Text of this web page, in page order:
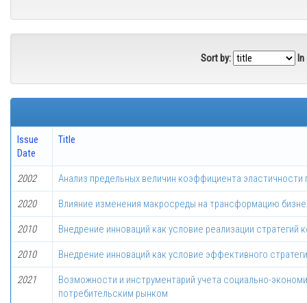
Sort by: In
Issue
Date
Title
2002 Анализ предельных величин коэффициента эластичности
2020 Влияние изменения макросреды на трансформацию
2010 Внедрение инноваций как условие реализации стратегий
2010 Внедрение инноваций как условие эффективного
2021
Возможности и инструментарий учета социально-
потребительским рынком